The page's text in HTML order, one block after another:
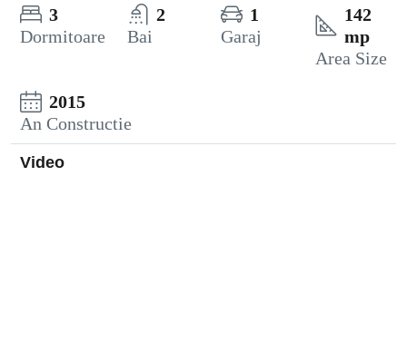
3
Dormitoare
2
Bai
1
Garaj
142
mp
Area Size
2015
An Constructie
Video